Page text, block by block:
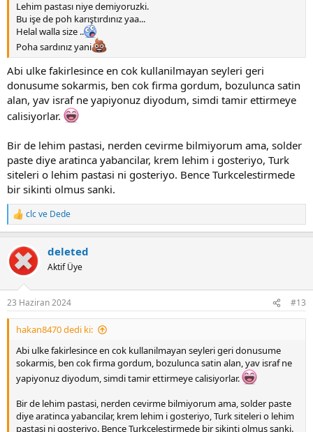
Lehim pastası niye demiyoruzki.
Bu işe de poh karıştırdınız yaa...
Helal walla size ..
Poha sardınız yani
Abi ulke fakirlesince en cok kullanilmayan seyleri geri
donusume sokarmis, ben cok firma gordum, bozulunca satin
alan, yav israf ne yapiyonuz diyodum, simdi tamir ettirmeye
calisiyorlar.
Bir de lehim pastasi, nerden cevirme bilmiyorum ama, solder
paste diye aratinca yabancilar, krem lehim i gosteriyo, Turk
siteleri o lehim pastasi ni gosteriyo. Bence Turkcelestirmede
bir sikinti olmus sanki.
R
e
c
i
s
:
clcve Dede
deleted
Aktif Üye
23 Haziran 2024 #13
hakan8470 dedi ki:
Abi ulke fakirlesince en cok kullanilmayan seyleri geri donusume
sokarmis, ben cok firma gordum, bozulunca satin alan, yav israf ne
yapiyonuz diyodum, simdi tamir ettirmeye calisiyorlar.
Bir de lehim pastasi, nerden cevirme bilmiyorum ama, solder paste
diye aratinca yabancilar, krem lehim i gosteriyo, Turk siteleri o lehim
pastasi ni gosteriyo. Bence Turkcelestirmede bir sikinti olmus sanki.